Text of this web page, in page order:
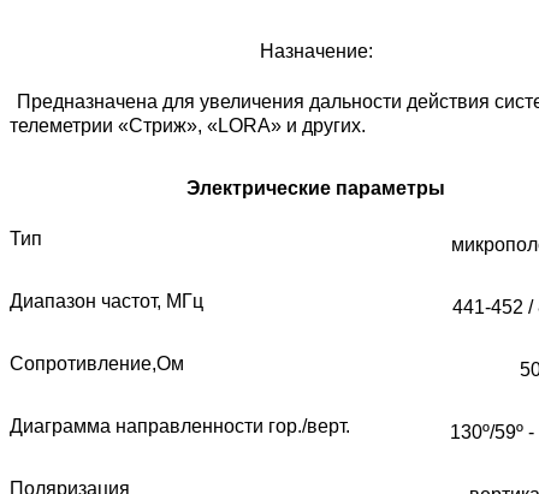
Назначение:
Предназначена для увеличения дальности действия
телеметрии «Стриж», «LORA» и других.
Электрические параметры
Тип
Диапазон частот, МГц 441-452 /
Сопротивление,Ом
Диаграмма направленности гор./верт. 130º/59º
Поляризация